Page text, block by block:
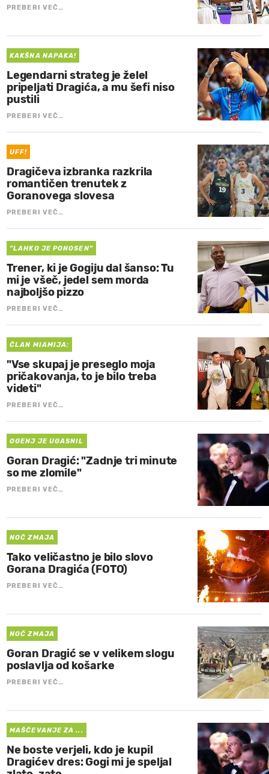
PREBERI VEČ…
KAKŠNA NAPAKA!
Legendarni strateg je želel
pripeljati Dragića, a mu šefi niso
pustili
PREBERI VEČ…
UFF!
Dragičeva izbranka razkrila
romantičen trenutek z
Goranovega slovesa
PREBERI VEČ…
"LAHKO JE PONOSEN"
Trener, ki je Gogiju dal šanso: Tu
mi je všeč, jedel sem morda
najboljšo pizzo
PREBERI VEČ…
ČLAN MIAMIJA:
"Vse skupaj je preseglo moja
pričakovanja, to je bilo treba
videti"
PREBERI VEČ…
OGENJ JE UGASNIL
Goran Dragić: "Zadnje tri minute
so me zlomile"
PREBERI VEČ…
NOČ ZMAJA
Tako veličastno je bilo slovo
Gorana Dragića (FOTO)
PREBERI VEČ…
NOČ ZMAJA
Goran Dragić se v velikem slogu
poslavlja od košarke
PREBERI VEČ…
MAŠČEVANJE ZA ...
Ne boste verjeli, kdo je kupil
Dragićev dres: Gogi mi je speljal